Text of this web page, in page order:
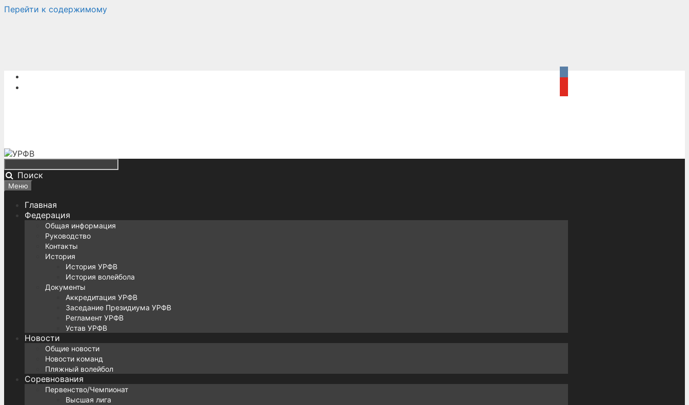
Перейти к содержимому
Поиск
Меню
Главная
Федерация
Общая информация
Руководство
Контакты
История
История УРФВ
История волейбола
Документы
Аккредитация УРФВ
Заседание Президиума УРФВ
Регламент УРФВ
Устав УРФВ
Новости
Общие новости
Новости команд
Пляжный волейбол
Соревнования
Первенство/Чемпионат
Высшая лига